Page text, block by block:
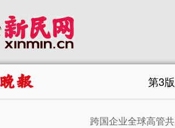
第3
跨国企业全球高管